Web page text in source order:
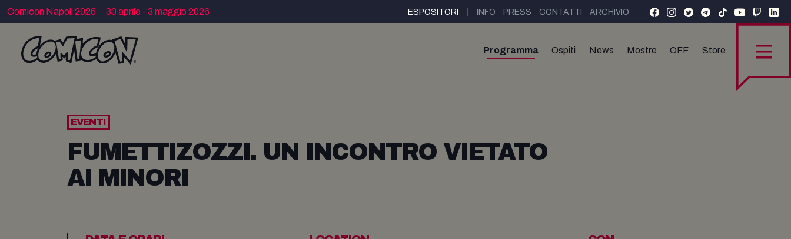
Comicon Napoli 2026 · 30 aprile - 3 maggio 2026 ESPOSITORI INFO PRESS CONTATTI ARCHIVIO
Programma Ospiti News Mostre OFF Store
EVENTI
FUMETTIZOZZI. UN INCONTRO VIETATO
AI MINORI